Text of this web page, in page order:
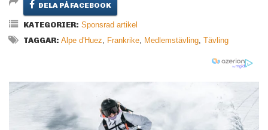
DELA PÅ FACEBOOK
KATEGORIER: Sponsrad artikel
TAGGAR: Alpe d'Huez Frankrike Medlemstävling Tävling